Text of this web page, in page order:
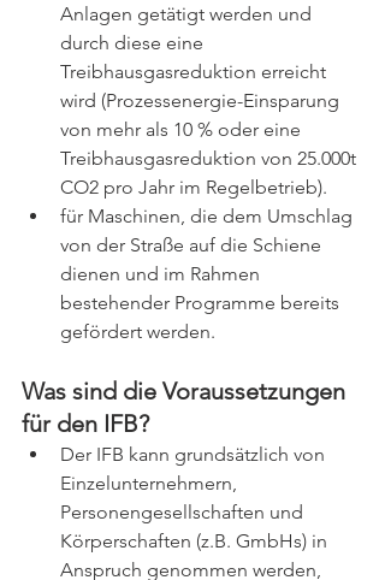
Anlagen getätigt werden und
durch diese eine
Treibhausgasreduktion erreicht
wird (Prozessenergie-Einsparung
von mehr als 10 % oder eine
Treibhausgasreduktion von 25.000t
CO2 pro Jahr im Regelbetrieb).
für Maschinen, die dem Umschlag
von der Straße auf die Schiene
dienen und im Rahmen
bestehender Programme bereits
gefördert werden.
Was sind die Voraussetzungen
für den IFB?
Der IFB kann grundsätzlich von
Einzelunternehmern,
Personengesellschaften und
Körperschaften (z.B. GmbHs) in
Anspruch genommen werden,